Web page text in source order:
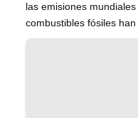
las emisiones
combustibles fósiles han